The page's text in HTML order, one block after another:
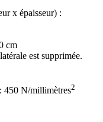
x épaisseur) :
cm
est supprimée.
450 N/millimètres2